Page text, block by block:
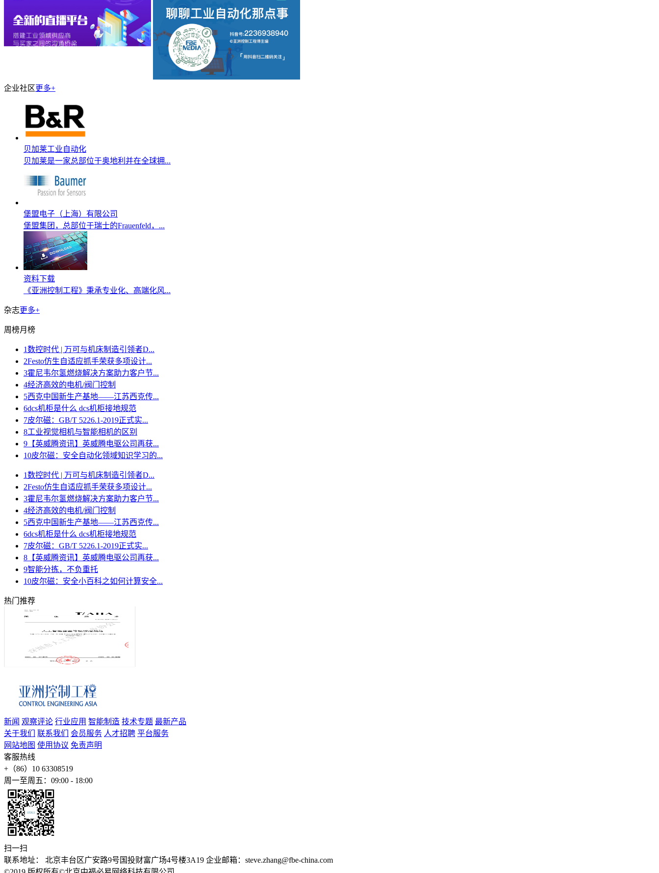
企业社区更多+
贝加莱工业自动化
贝加莱是一家总部位于奥地利并在全球拥...
堡盟电子（上海）有限公司
堡盟集团，总部位于瑞士的Frauenfeld，...
资料下载
《亚洲控制工程》秉承专业化、高端化风...
杂志更多+
周榜月榜
1数控时代 | 万可与机床制造引领者D...
2Festo仿生自适应抓手荣获多项设计...
3霍尼韦尔氢燃烧解决方案助力客户节...
4经济高效的电机/阀门控制
5西克中国新生产基地——江苏西克传...
6dcs机柜是什么 dcs机柜接地规范
7皮尔磁：GB/T 5226.1-2019正式实...
8工业视觉相机与智能相机的区别
9 【英威腾资讯】英威腾电驱公司再获...
10皮尔磁：安全自动化领域知识学习的...
1数控时代 | 万可与机床制造引领者D...
2Festo仿生自适应抓手荣获多项设计...
3霍尼韦尔氢燃烧解决方案助力客户节...
4经济高效的电机/阀门控制
5西克中国新生产基地——江苏西克传...
6dcs机柜是什么 dcs机柜接地规范
7皮尔磁：GB/T 5226.1-2019正式实...
8 【英威腾资讯】英威腾电驱公司再获...
9智能分拣，不负重托
10皮尔磁：安全小百科之如何计算安全...
热门推荐
新闻 观察评论 行业应用 智能制造 技术专题 最新产品
关于我们
联系我们 会员服务 人才招聘 平台服务
网站地图 使用协议 免责声明
客服热线
+（86）10 63308519
周一至周五：09:00 - 18:00
扫一扫
联系地址： 北京丰台区广安路9号国投财富广场4号楼3A19 企业邮箱：steve.zhang@fbe-china.com